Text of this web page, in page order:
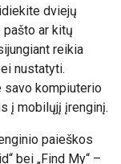
dviejų
ar kitų
reikia
nustatyti.
savo kompiuterio
į mobilųjį įrenginį.
paieškos
bei „Find My“ –